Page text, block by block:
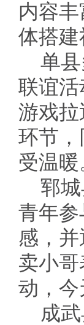
内容
体搭
单
联谊
游戏
环节
受温暖
郓
青年参
感，
卖小
动，今
成